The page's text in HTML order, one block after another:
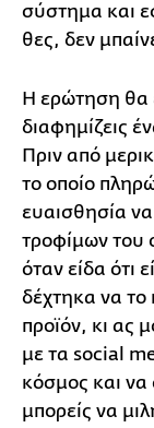
σύστημα και
θες, δεν
Η ερώτηση θα
διαφημίζεις
Πριν από
το οποίο
ευαισθησία
τροφίμων του
όταν είδα ότι
δέχτηκα να το
προϊόν, κι ας
με τα social
κόσμος και
μπορείς να